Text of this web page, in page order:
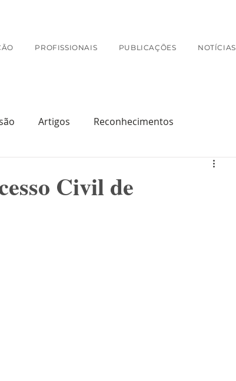
PROFISSIONAIS PUBLICAÇÕES NOTÍCIAS
Artigos Reconhecimentos
Civil de